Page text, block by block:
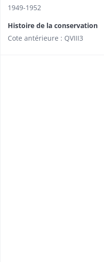
1949-1952
Histoire de la conservation
Cote antérieure : QVIII3